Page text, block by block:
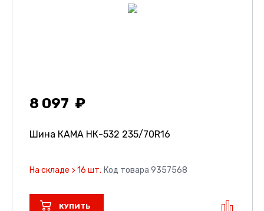
8 097
Шина КАМА НК-532 235/70R16
На складе > 16 шт. Код товара 9357568
КУПИТЬ